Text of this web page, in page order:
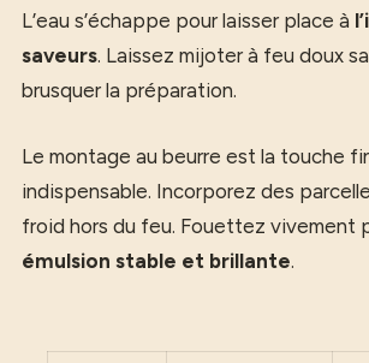
L’eau s’échappe pour laisser place à
saveurs. Laissez mijoter à feu doux
brusquer la préparation.
Le montage au beurre est la touche
indispensable. Incorporez des
froid hors du feu. Fouettez vivement
émulsion stable et brillante.